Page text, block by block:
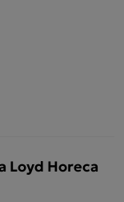
Loyd Horeca